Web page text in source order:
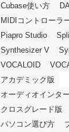
Cubase使い方
MIDIコントローラ
Piapro Studio
Synthesizer V
VOCALOID
アカデミック版
オーディオインタ
クロスグレード版
パソコン選び方